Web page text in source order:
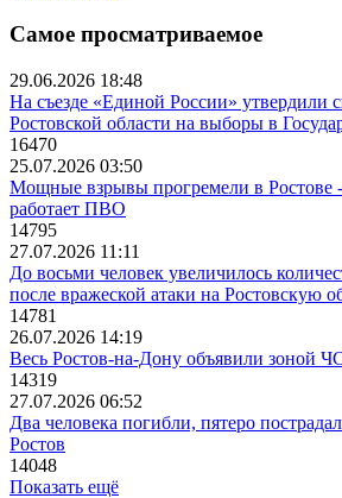
Самое просматриваемое
29.06.2026 18:48
На съезде «Единой России» утвердили
Ростовской области на выборы в
16470
25.07.2026 03:50
Мощные взрывы прогремели в Ростове
работает ПВО
14795
27.07.2026 11:11
До восьми человек увеличилось
после вражеской атаки на Ростовскую
14781
26.07.2026 14:19
Весь Ростов-на-Дону объявили зоной
14319
27.07.2026 06:52
Два человека погибли, пятеро
Ростов
14048
Показать ещё